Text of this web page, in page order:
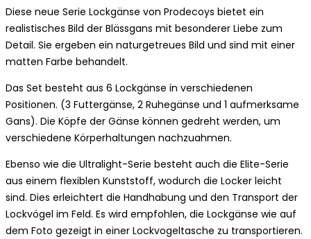
Diese neue Serie Lockgänse von Prodecoys bietet ein
realistisches Bild der Blässgans mit besonderer Liebe zum
Detail. Sie ergeben ein naturgetreues Bild und sind mit einer
matten Farbe behandelt.
Das Set besteht aus 6 Lockgänse in verschiedenen
Positionen. (3 Futtergänse, 2 Ruhegänse und 1 aufmerksame
Gans). Die Köpfe der Gänse können gedreht werden, um
verschiedene Körperhaltungen nachzuahmen.
Ebenso wie die Ultralight-Serie besteht auch die Elite-Serie
aus einem flexiblen Kunststoff, wodurch die Locker leicht
sind. Dies erleichtert die Handhabung und den Transport der
Lockvögel im Feld. Es wird empfohlen, die Lockgänse wie auf
dem Foto gezeigt in einer Lockvogeltasche zu transportieren.